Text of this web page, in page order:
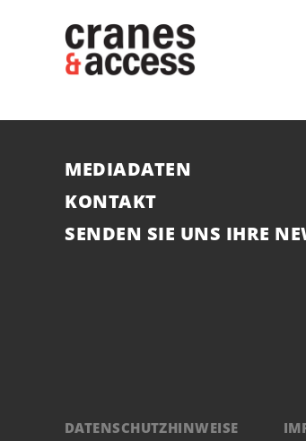
MEDIADATEN
KONTAKT
SENDEN SIE UNS IHRE
DATENSCHUTZHINWEISE